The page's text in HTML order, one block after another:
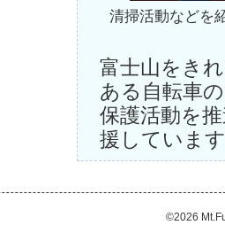
清掃活動などを
富士山をき
ある自転車
保護活動を
援していま
©2026